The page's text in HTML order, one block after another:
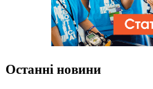
Останні новини